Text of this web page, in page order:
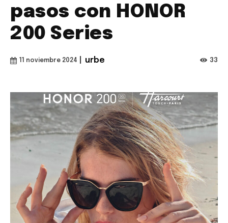
pasos con HONOR
200 Series
11 noviembre 2024 urbe 33